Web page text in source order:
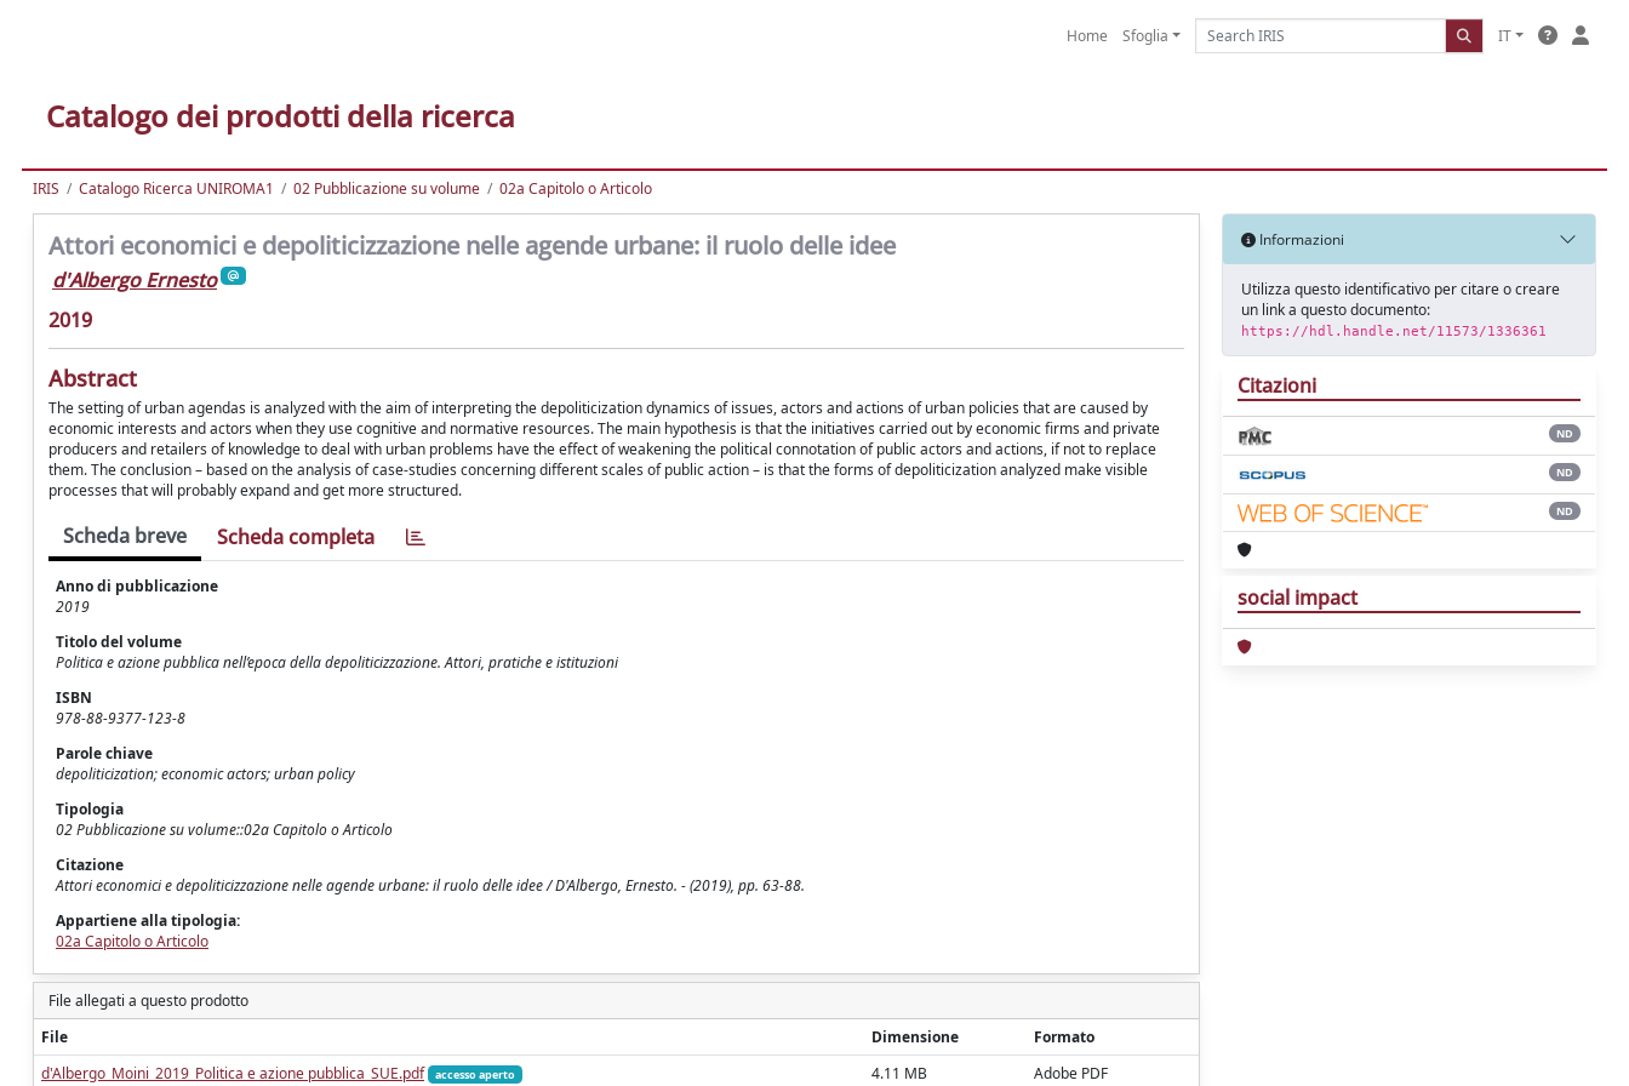
Home Sfoglia IT
Catalogo dei prodotti della ricerca
IRIS Catalogo Ricerca UNIROMA1 02 Pubblicazione su volume 02a Capitolo o Articolo
Attori economici e depoliticizzazione nelle agende urbane: il ruolo delle idee
d'Albergo Ernesto
2019
Abstract
The setting of urban agendas is analyzed with the aim of interpreting the depoliticization dynamics of issues, actors and actions of urban policies that are caused by
economic interests and actors when they use cognitive and normative resources. The main hypothesis is that the initiatives carried out by economic firms and private
producers and retailers of knowledge to deal with urban problems have the effect of weakening the political connotation of public actors and actions, if not to replace
them. The conclusion – based on the analysis of case-studies concerning different scales of public action – is that the forms of depoliticization analyzed make visible
processes that will probably expand and get more structured.
Scheda breve Scheda completa
Anno di pubblicazione
2019
Titolo del volume
Politica e azione pubblica nell’epoca della depoliticizzazione. Attori, pratiche e istituzioni
ISBN
978-88-9377-123-8
Parole chiave
depoliticization; economic actors; urban policy
Tipologia
02 Pubblicazione su volume::02a Capitolo o Articolo
Citazione
Attori economici e depoliticizzazione nelle agende urbane: il ruolo delle idee / D'Albergo, Ernesto. - (2019), pp. 63-88.
Appartiene alla tipologia:
02a Capitolo o Articolo
File allegati a questo prodotto
File
Dimensione
Formato
d'Albergo_Moini_2019_Politica e azione pubblica_SUE.pdf
accesso aperto 4.11 MB Adobe PDF
Informazioni
Utilizza questo identificativo per citare o creare
un link a questo documento:
https://hdl.handle.net/11573/1336361
Citazioni
ND
ND
ND
social impact